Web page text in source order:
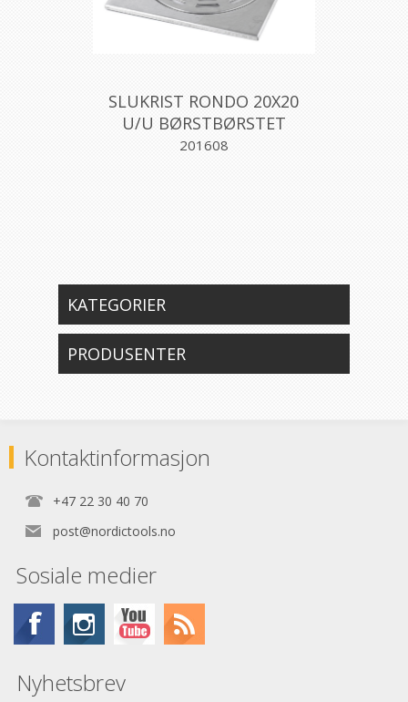
SLUKRIST RONDO 20X20
U/U BØRSTBØRSTET
Aqualex
201608
KATEGORIER
PRODUSENTER
Kontaktinformasjon
+47 22 30 40 70
post@nordictools.no
Sosiale medier
Nyhetsbrev